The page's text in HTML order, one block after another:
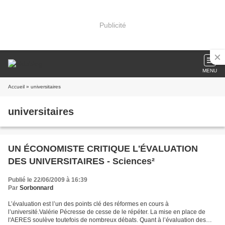
Publicité
MENU
Accueil » universitaires
universitaires
UN ÉCONOMISTE CRITIQUE L'ÉVALUATION
DES UNIVERSITAIRES - Sciences²
Publié le 22/06/2009 à 16:39
Par Sorbonnard
L’évaluation est l’un des points clé des réformes en cours à
l’université.Valérie Pécresse de cesse de le répéter. La mise en place de
l'AERES soulève toutefois de nombreux débats. Quant à l’évaluation des